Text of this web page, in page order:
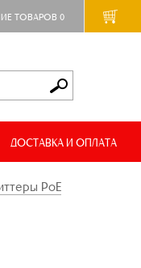
ТОВАРОВ 0
ДОСТАВКА И ОПЛАТА
PoE